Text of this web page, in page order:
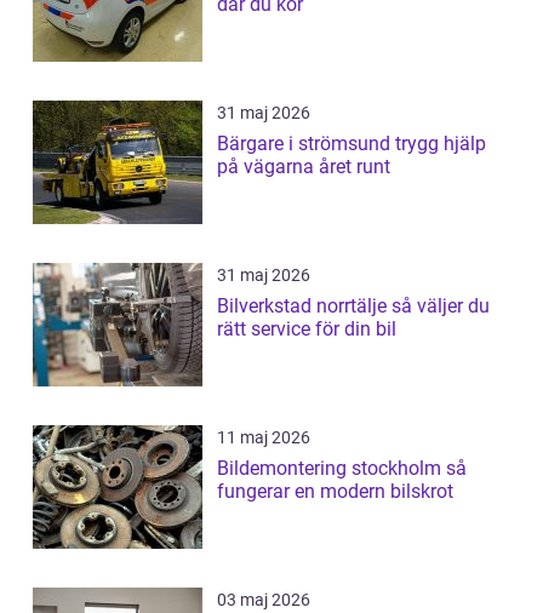
31 maj 2026
Bärgare i strömsund trygg hjälp
på vägarna året runt
31 maj 2026
Bilverkstad norrtälje så väljer du
rätt service för din bil
11 maj 2026
Bildemontering stockholm så
fungerar en modern bilskrot
03 maj 2026